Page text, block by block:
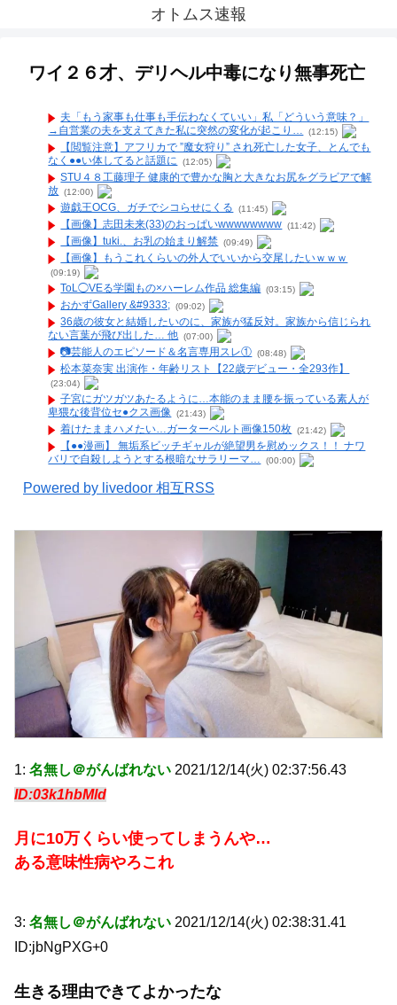
オトムス速報
ワイ２６才、デリヘル中毒になり無事死亡
夫「もう家事も仕事も手伝わなくていい」私「どういう意味？」
→自営業の夫を支えてきた私に突然の変化が起こり…
(12:15)
【閲覧注意】アフリカで ”魔女狩り” され死亡した女子、とんでも
なく●●い体してると話題に
(12:05)
STU４８工藤理子 健康的で豊かな胸と大きなお尻をグラビアで解
放 (12:00)
遊戯王OCG、ガチでシコらせにくる (11:45)
【画像】志田未来(33)のおっぱいwwwwwwww (11:42)
【画像】tuki.、お乳の始まり解禁 (09:49)
【画像】もうこれくらいの外人でいいから交尾したいｗｗｗ
(09:19)
ToL◯VEる学園もの×ハーレム作品 総集編 (03:15)
おかずGallery &#9333; (09:02)
36歳の彼女と結婚したいのに、家族が猛反対。家族から信じられ
ない言葉が飛び出した… 他 (07:00)
📷️芸能人のエピソード＆名言専用スレ① (08:48)
松本菜奈実 出演作・年齢リスト【22歳デビュー・全293作】
(23:04)
子宮にガツガツあたるように…本能のまま腰を振っている素人が
卑猥な後背位セ●クス画像 (21:43)
着けたままハメたい…ガーターベルト画像150枚 (21:42)
【●●漫画】 無垢系ビッチギャルが絶望男を慰めックス！！ ナワ
バリで自殺しようとする根暗なサラリーマ…
(00:00)
Powered by livedoor 相互RSS
1: 名無し＠がんばれない 2021/12/14(火) 02:37:56.43
ID:03k1hbMld
月に10万くらい使ってしまうんや…
ある意味性病やろこれ
3: 名無し＠がんばれない 2021/12/14(火) 02:38:31.41
ID:jbNgPXG+0
生きる理由できてよかったな